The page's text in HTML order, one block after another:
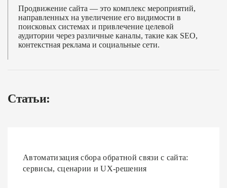
Продвижение сайта — это комплекс мероприятий,
направленных на увеличение его видимости в
поисковых системах и привлечение целевой
аудитории через различные каналы, такие как SEO,
контекстная реклама и социальные сети.
Статьи:
Автоматизация сбора обратной связи с сайта:
сервисы, сценарии и UX-решения